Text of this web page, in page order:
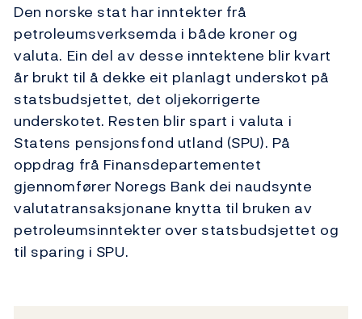
Den norske stat har inntekter frå
petroleumsverksemda i både kroner og
valuta. Ein del av desse inntektene blir kvart
år brukt til å dekke eit planlagt underskot på
statsbudsjettet, det oljekorrigerte
underskotet. Resten blir spart i valuta i
Statens pensjonsfond utland (SPU). På
oppdrag frå Finansdepartementet
gjennomfører Noregs Bank dei naudsynte
valutatransaksjonane knytta til bruken av
petroleumsinntekter over statsbudsjettet og
til sparing i SPU.